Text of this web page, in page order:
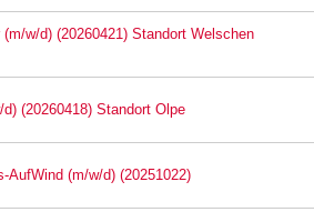
(m/w/d) (20260421) Standort Welschen
(20260418) Standort Olpe
AufWind (m/w/d) (20251022)